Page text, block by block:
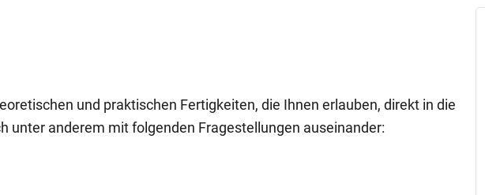
und praktischen Fertigkeiten, die Ihnen erlauben, direkt in die
unter anderem mit folgenden Fragestellungen auseinander: